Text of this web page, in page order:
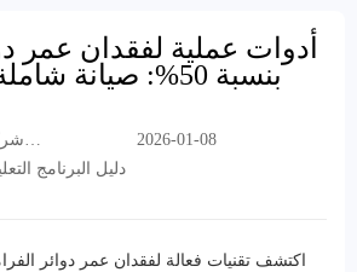
أدوات عملية لفقدان عمر
بنسبة 50%: صيانة شاملة ومحاذاة
2026-01-08
دليل البرنامج